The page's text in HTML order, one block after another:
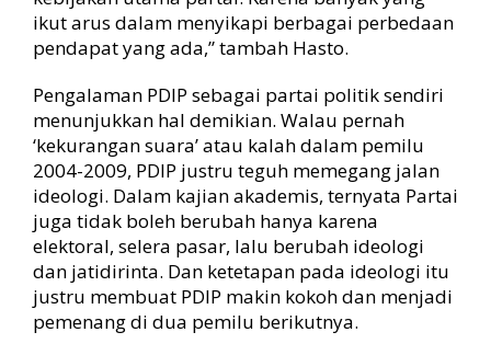
ikut arus dalam menyikapi berbagai perbedaan
pendapat yang ada,” tambah Hasto.
Pengalaman PDIP sebagai partai politik sendiri
menunjukkan hal demikian. Walau pernah
‘kekurangan suara’ atau kalah dalam pemilu
2004-2009, PDIP justru teguh memegang jalan
ideologi. Dalam kajian akademis, ternyata Partai
juga tidak boleh berubah hanya karena
elektoral, selera pasar, lalu berubah ideologi
dan jatidirinta. Dan ketetapan pada ideologi itu
justru membuat PDIP makin kokoh dan menjadi
pemenang di dua pemilu berikutnya.